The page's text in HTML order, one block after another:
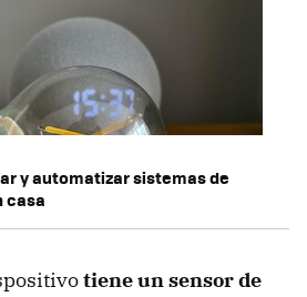
y automatizar sistemas de
casa
tiene un sensor de